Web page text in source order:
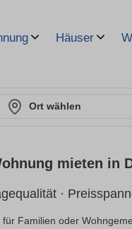
Häuser
Ort wählen
mieten in
·
Familien oder